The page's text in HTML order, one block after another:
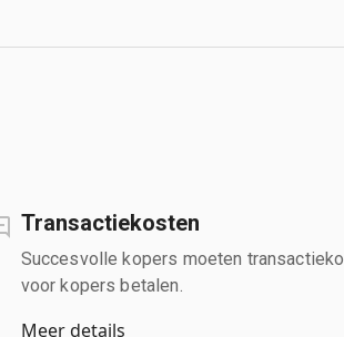
Transactiekosten
Succesvolle kopers moeten
voor kopers betalen.
Meer details